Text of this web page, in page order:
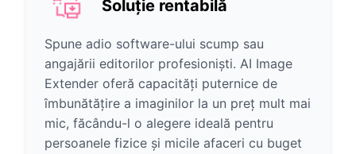
Soluție rentabilă
Spune adio software-ului scump sau
angajării editorilor profesioniști. AI Image
Extender oferă capacități puternice de
îmbunătățire a imaginilor la un preț mult mai
mic, făcându-l o alegere ideală pentru
persoanele fizice și micile afaceri cu buget